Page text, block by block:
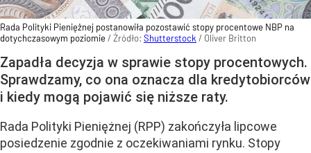
Rada Polityki Pieniężnej postanowiła pozostawić stopy procentowe NBP na
dotychczasowym poziomie/ Źródło: Shutterstock / Oliver Britton
Zapadła decyzja w sprawie stopy procentowych.
Sprawdzamy, co ona oznacza dla kredytobiorców
i kiedy mogą pojawić się niższe raty.
Rada Polityki Pieniężnej (RPP) zakończyła lipcowe
posiedzenie zgodnie z oczekiwaniami rynku. Stopy